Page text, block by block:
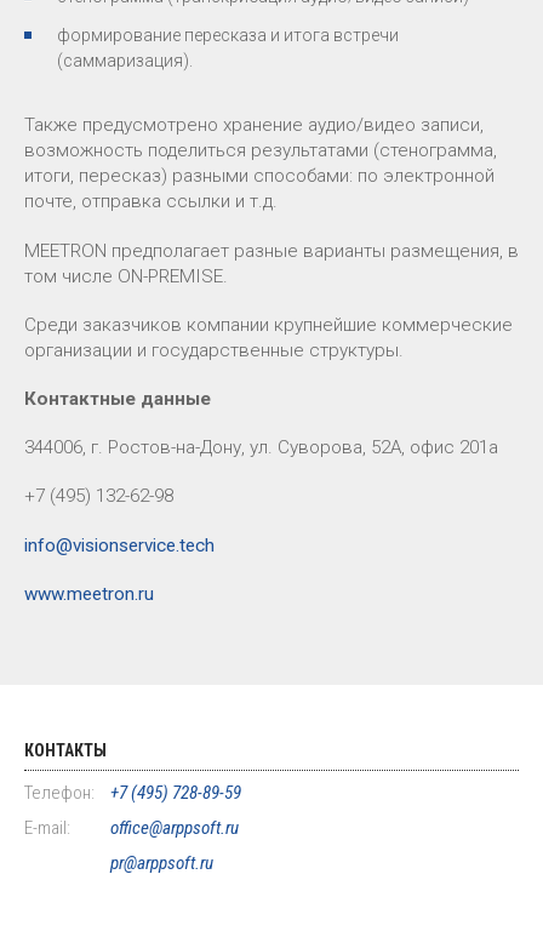
формирование пересказа и итога встречи
(саммаризация).
Также предусмотрено хранение аудио/видео записи,
возможность поделиться результатами (стенограмма,
итоги, пересказ) разными способами: по электронной
почте, отправка ссылки и т.д.
MEETRON предполагает разные варианты размещения, в
том числе ON-PREMISE.
Среди заказчиков компании крупнейшие коммерческие
организации и государственные структуры.
Контактные данные
344006, г. Ростов-на-Дону, ул. Суворова, 52А, офис 201а
+7 (495) 132-62-98
info@visionservice.tech
www.meetron.ru
КОНТАКТЫ
Телефон:
+7 (495) 728-89-59
E-mail:
office@arppsoft.ru
pr@arppsoft.ru